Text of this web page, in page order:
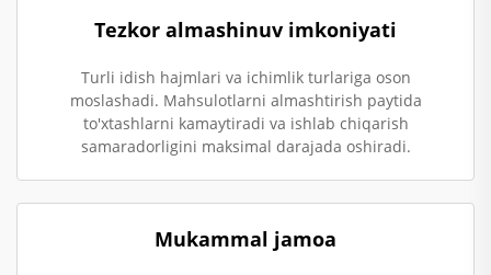
Tezkor almashinuv imkoniyati
Turli idish hajmlari va ichimlik turlariga oson
moslashadi. Mahsulotlarni almashtirish paytida
to'xtashlarni kamaytiradi va ishlab chiqarish
samaradorligini maksimal darajada oshiradi.
Mukammal jamoa